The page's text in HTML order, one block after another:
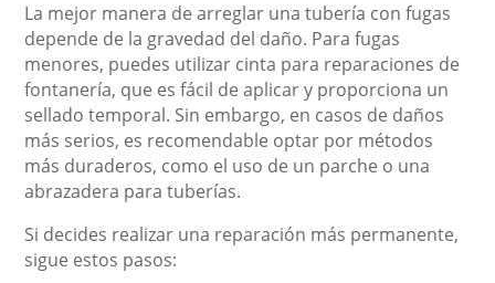
La mejor manera de arreglar una tubería con fugas
depende de la gravedad del daño. Para fugas
menores, puedes utilizar cinta para reparaciones de
fontanería, que es fácil de aplicar y proporciona un
sellado temporal. Sin embargo, en casos de daños
más serios, es recomendable optar por métodos
más duraderos, como el uso de un parche o una
abrazadera para tuberías.
Si decides realizar una reparación más permanente,
sigue estos pasos: